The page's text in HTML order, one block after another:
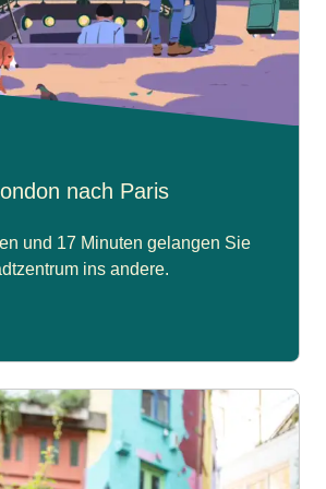
nach Paris
und 17 Minuten gelangen Sie
ins andere.